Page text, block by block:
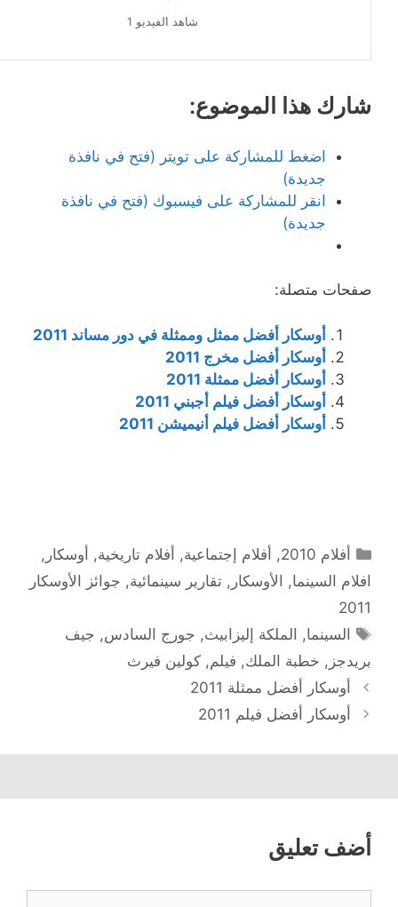
شاهد الفيديو 1
هذا الموضوع:
اضغط للمشاركة على تويتر (فتح في نافذة
انقر للمشاركة على فيسبوك (فتح في نافذة
متصلة:
أوسكار أفضل ممثل وممثلة في دور مساند 2011
أوسكار أفضل مخرج 2011
أوسكار أفضل ممثلة 2011
أوسكار أفضل فيلم أجبني 2011
أوسكار أفضل فيلم أنيميشن 2011
2010
,أفلام إجتماعية ,أفلام تاريخية, أوسكار,
السينما, الأوسكار ,تقارير سينمائية ,جوائز الأوسكار
, الملكة إليزابيث ,جورج السادس ,جيف
خطبة الملك,فيلم,كولين فيرث
أفضل ممثلة 2011
أفضل فيلم 2011
تعليق